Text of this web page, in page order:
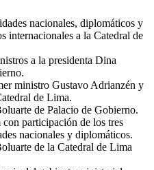
nacionales, diplomáticos y
internacionales a la Catedral de
a la presidenta Dina
ministro Gustavo Adrianzén y
de Lima.
de Palacio de Gobierno.
participación de los tres
nacionales y diplomáticos.
de la Catedral de Lima